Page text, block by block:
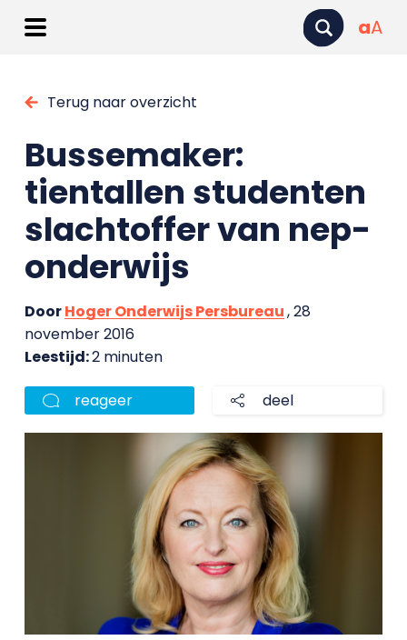
aA
Terug naar overzicht
Bussemaker:
tientallen studenten
slachtoffer van nep-
onderwijs
DoorHoger Onderwijs Persbureau, 28
november 2016
Leestijd:2 minuten
reageer deel